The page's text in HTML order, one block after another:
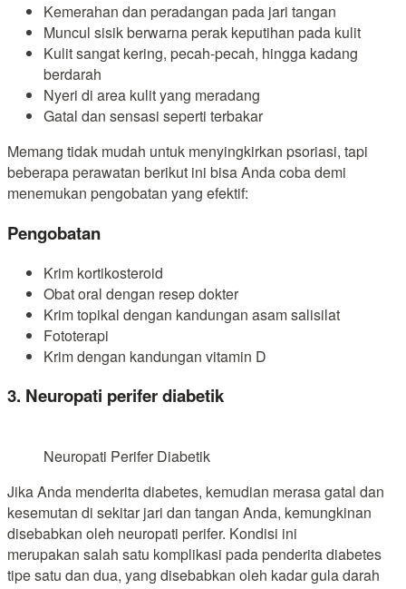
Kemerahan dan peradangan pada jari tangan
Muncul sisik berwarna perak keputihan pada kulit
Kulit sangat kering, pecah-pecah, hingga kadang
berdarah
Nyeri di area kulit yang meradang
Gatal dan sensasi seperti terbakar
Memang tidak mudah untuk menyingkirkan psoriasi, tapi
beberapa perawatan berikut ini bisa Anda coba demi
menemukan pengobatan yang efektif:
Pengobatan
Krim kortikosteroid
Obat oral dengan resep dokter
Krim topikal dengan kandungan asam salisilat
Fototerapi
Krim dengan kandungan vitamin D
3. Neuropati perifer diabetik
Neuropati Perifer Diabetik
Jika Anda menderita diabetes, kemudian merasa gatal dan
kesemutan di sekitar jari dan tangan Anda, kemungkinan
disebabkan oleh neuropati perifer. Kondisi ini
merupakan salah satu komplikasi pada penderita diabetes
tipe satu dan dua, yang disebabkan oleh kadar gula darah